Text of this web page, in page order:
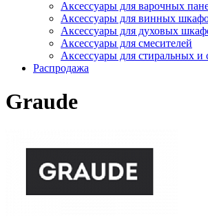
Аксессуары для варочных
Аксессуары для винных
Аксессуары для духовых
Аксессуары для смесителей
Аксессуары для стиральных
Распродажа
Graude